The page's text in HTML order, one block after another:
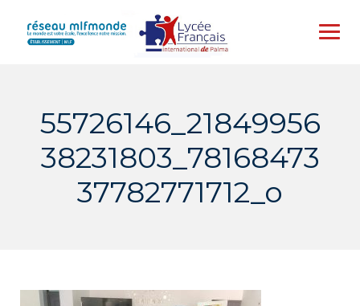
content
55726146_21849956
38231803_78168473
37782771712_o